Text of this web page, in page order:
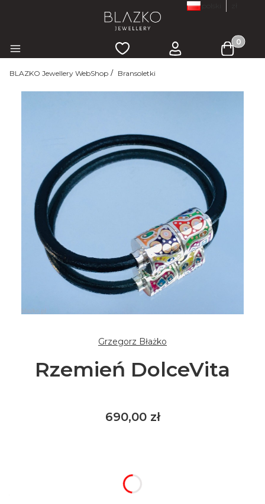
Menu Ulubione Zaloguj się Koszyk
BLAZKO Jewellery WebShop Bransoletki
Grzegorz Błażko
Rzemień DolceVita
Cena
690,00 zł